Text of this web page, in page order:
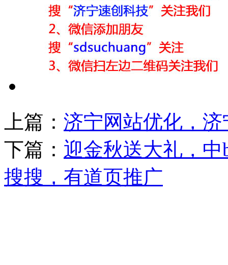
上篇： 济宁网站优化，济
下篇： 迎金秋送大礼，
搜搜，有道页推广